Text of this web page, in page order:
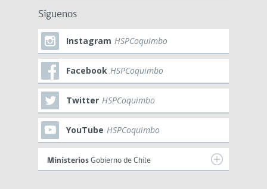
Síguenos
Instagram HSPCoquimbo
Facebook HSPCoquimbo
Twitter HSPCoquimbo
YouTube HSPCoquimbo
Ministerios Gobierno de Chile